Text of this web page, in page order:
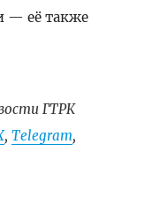
— её также
ГТРК
, Telegram,